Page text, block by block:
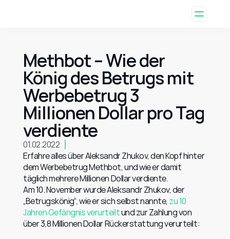
Methbot – Wie der
König des Betrugs mit
Werbebetrug 3
Millionen Dollar pro Tag
verdiente
01.02.2022
Erfahre alles über Aleksandr Zhukov, den Kopf hinter
dem Werbebetrug Methbot, und wie er damit
täglich mehrere Millionen Dollar verdiente.
Am 10. November wurde Aleksandr Zhukov, der
„Betrugskönig“, wie er sich selbst nannte, zu 10
Jahren Gefängnis verurteilt und zur Zahlung von
über 3,8 Millionen Dollar Rückerstattung verurteilt: